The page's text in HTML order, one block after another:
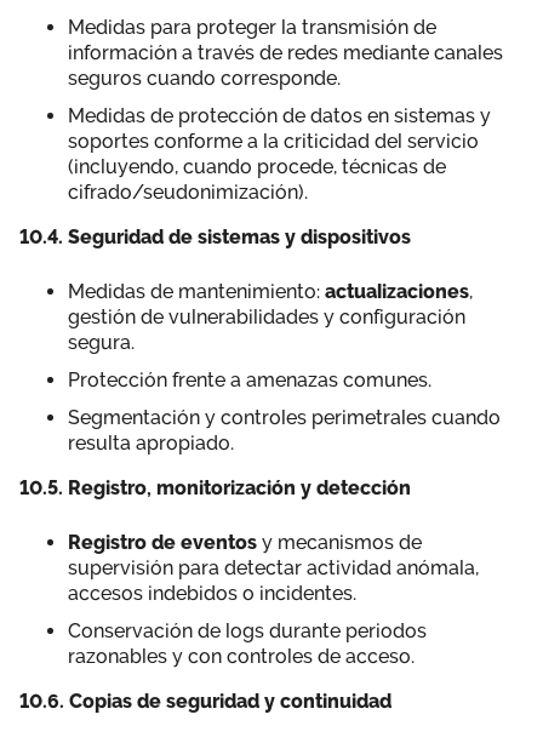
Medidas para proteger la transmisión de
información a través de redes mediante canales
seguros cuando corresponde.
Medidas de protección de datos en sistemas y
soportes conforme a la criticidad del servicio
(incluyendo, cuando procede, técnicas de
cifrado/seudonimización).
10.4. Seguridad de sistemas y dispositivos
Medidas de mantenimiento: actualizaciones,
gestión de vulnerabilidades y configuración
segura.
Protección frente a amenazas comunes.
Segmentación y controles perimetrales cuando
resulta apropiado.
10.5. Registro, monitorización y detección
Registro de eventos y mecanismos de
supervisión para detectar actividad anómala,
accesos indebidos o incidentes.
Conservación de logs durante periodos
razonables y con controles de acceso.
10.6. Copias de seguridad y continuidad